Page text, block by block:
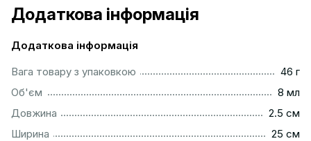
Додаткова інформація
Додаткова інформація
Вага товару з упаковкою
46 г
Об'єм
8 мл
Довжина
2.5 см
Ширина
25 см